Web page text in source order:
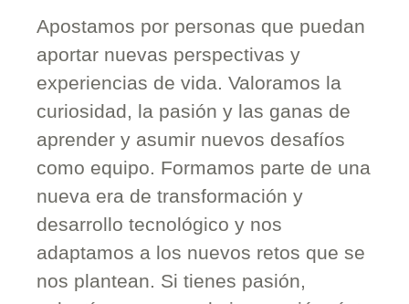
Apostamos por personas que puedan
aportar nuevas perspectivas y
experiencias de vida. Valoramos la
curiosidad, la pasión y las ganas de
aprender y asumir nuevos desafíos
como equipo. Formamos parte de una
nueva era de transformación y
desarrollo tecnológico y nos
adaptamos a los nuevos retos que se
nos plantean. Si tienes pasión,